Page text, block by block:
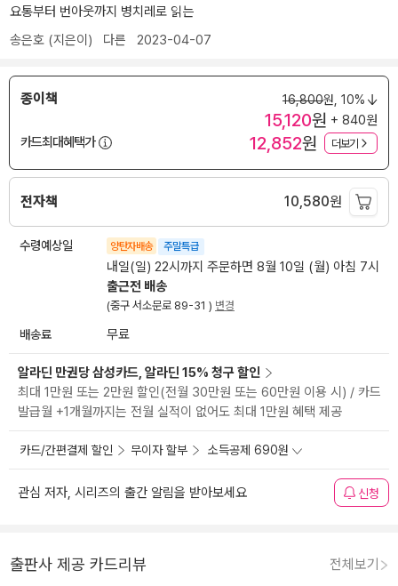
요통부터 번아웃까지 병치레로 읽는
송은호 (지은이) 다른 2023-04-07
종이책 16,800원, 10%
15,120원 + 840원
카드최대혜택가
12,852원 더보기
전자책 10,580원
수령예상일 양탄자배송 주말특급
내일(일) 22시까지 주문하면 8월 10일 (월) 아침 7시
출근전 배송
(중구 서소문로 89-31 ) 변경
배송료 무료
알라딘 만권당 삼성카드, 알라딘 15% 청구 할인
최대 1만원 또는 2만원 할인(전월 30만원 또는 60만원 이용 시) / 카드
발급월 +1개월까지는 전월 실적이 없어도 최대 1만원 혜택 제공
카드/간편결제 할인 무이자 할부 소득공제 690원
관심 저자, 시리즈의 출간 알림을 받아보세요 신청
출판사 제공 카드리뷰 전체보기